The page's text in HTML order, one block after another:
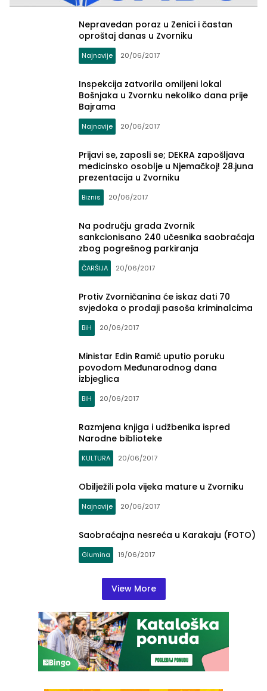
Nepravedan poraz u Zenici i častan
oproštaj danas u Zvorniku
Najnovije 20/06/2017
Inspekcija zatvorila omiljeni lokal
Bošnjaka u Zvornku nekoliko dana prije
Bajrama
Najnovije 20/06/2017
Prijavi se, zaposli se; DEKRA zapošljava
medicinsko osoblje u Njemačkoj! 28.juna
prezentacija u Zvorniku
Biznis 20/06/2017
Na području grada Zvornik
sankcionisano 240 učesnika saobraćaja
zbog pogrešnog parkiranja
ČARŠIJA 20/06/2017
Protiv Zvorničanina će iskaz dati 70
svjedoka o prodaji pasoša kriminalcima
BiH 20/06/2017
Ministar Edin Ramić uputio poruku
povodom Međunarodnog dana
izbjeglica
BiH 20/06/2017
Razmjena knjiga i udžbenika ispred
Narodne biblioteke
KULTURA 20/06/2017
Obilježili pola vijeka mature u Zvorniku
Najnovije 20/06/2017
Saobraćajna nesreća u Karakaju (FOTO)
Glumina 19/06/2017
View More